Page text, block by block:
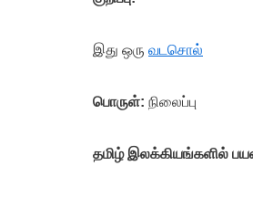
இது ஒரு வடசொல்
பொருள்: நிலைப்பு
தமிழ் இலக்கியங்களில்